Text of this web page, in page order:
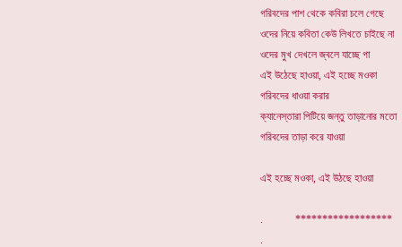
গরিবদের পাশ থেকে কবিরা চলে গেছে
ওদের নিয়ে কবিতা কেউ লিখতে চাইছে না
ওদের মুখ দেখলে জ্বলে যাচ্ছে গা
এই উঠেছে হাওয়া, এই হচ্ছে মওকা
গরিবদের ধাওয়া করার
ক্যানেস্তারা পিটিয়ে জন্তু তাড়ানোর মতো
গরিবদের তাড়া করে যাওয়া
এই হচ্ছে মওকা, এই উঠছে হাওয়া
.